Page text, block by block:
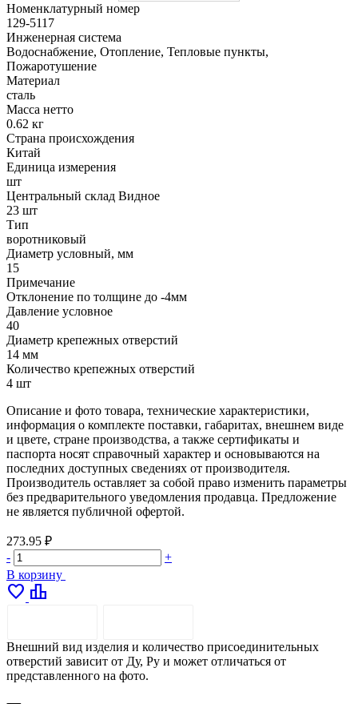
Номенклатурный номер
129-5117
Инженерная система
Водоснабжение, Отопление, Тепловые пункты,
Пожаротушение
Материал
сталь
Масса нетто
0.62 кг
Страна происхождения
Китай
Единица измерения
шт
Центральный склад Видное
23 шт
Тип
воротниковый
Диаметр условный, мм
15
Примечание
Отклонение по толщине до -4мм
Давление условное
40
Диаметр крепежных отверстий
14 мм
Количество крепежных отверстий
4 шт
Описание и фото товара, технические характеристики,
информация о комплекте поставки, габаритах, внешнем виде
и цвете, стране производства, а также сертификаты и
паспорта носят справочный характер и основываются на
последних доступных сведениях от производителя.
Производитель оставляет за собой право изменить параметры
без предварительного уведомления продавца. Предложение
не является публичной офертой.
273.95 ₽
-
+
В корзину
favorite leaderboard
Внешний вид изделия и количество присоединительных
отверстий зависит от Ду, Ру и может отличаться от
представленного на фото.